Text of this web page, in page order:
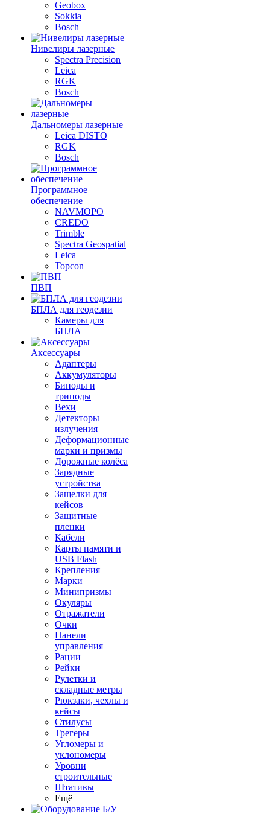
Geobox
Sokkia
Bosch
Нивелиры лазерные
Spectra Precision
Leica
RGK
Bosch
Дальномеры лазерные
Leica DISTO
RGK
Bosch
Программное
обеспечение
NAVMOPO
CREDO
Trimble
Spectra Geospatial
Leica
Topcon
ПВП
БПЛА для геодезии
Камеры для
БПЛА
Аксессуары
Адаптеры
Аккумуляторы
Биподы и
триподы
Вехи
Детекторы
излучения
Деформационные
марки и призмы
Дорожные колёса
Зарядные
устройства
Защелки для
кейсов
Защитные
пленки
Кабели
Карты памяти и
USB Flash
Крепления
Марки
Минипризмы
Окуляры
Отражатели
Очки
Панели
управления
Рации
Рейки
Рулетки и
складные метры
Рюкзаки, чехлы и
кейсы
Стилусы
Трегеры
Угломеры и
уклономеры
Уровни
строительные
Штативы
Ещё